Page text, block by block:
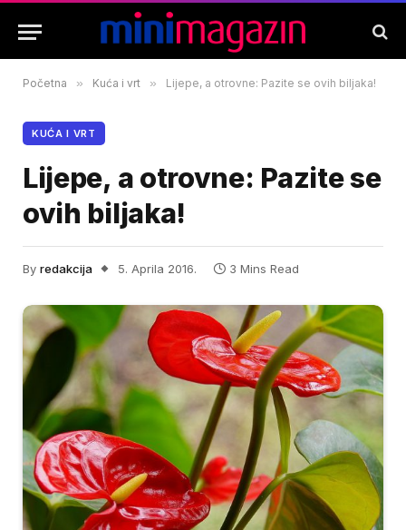
Početna » Kuća i vrt » Lijepe, a otrovne: Pazite se ovih biljaka!
KUĆA I VRT
Lijepe, a otrovne: Pazite se
ovih biljaka!
By redakcija 5. Aprila 2016. 3 Mins Read